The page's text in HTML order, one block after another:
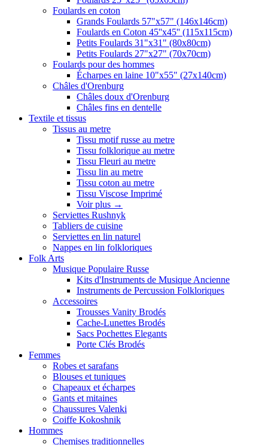
Foulards en coton
Grands Foulards 57"x57" (146x146cm)
Foulards en Coton 45''x45'' (115x115cm)
Petits Foulards 31"x31" (80x80cm)
Petits Foulards 27"x27" (70x70cm)
Foulards pour des hommes
Écharpes en laine 10"x55" (27x140cm)
Châles d'Orenburg
Châles doux d'Orenburg
Châles fins en dentelle
Textile et tissus
Tissus au metre
Tissu motif russe au metre
Tissu folklorique au metre
Tissu Fleuri au metre
Tissu lin au metre
Tissu coton au metre
Tissu Viscose Imprimé
Voir plus →
Serviettes Rushnyk
Tabliers de cuisine
Serviettes en lin naturel
Nappes en lin folkloriques
Folk Arts
Musique Populaire Russe
Kits d'Instruments de Musique Ancienne
Instruments de Percussion Folkloriques
Accessoires
Trousses Vanity Brodés
Cache-Lunettes Brodés
Sacs Pochettes Elegants
Porte Clés Brodés
Femmes
Robes et sarafans
Blouses et tuniques
Chapeaux et écharpes
Gants et mitaines
Chaussures Valenki
Coiffe Kokoshnik
Hommes
Chemises traditionnelles